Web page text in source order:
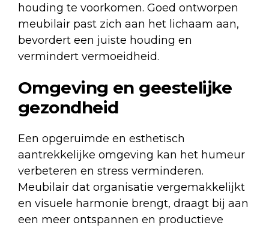
houding te voorkomen. Goed ontworpen
meubilair past zich aan het lichaam aan,
bevordert een juiste houding en
vermindert vermoeidheid.
Omgeving en geestelijke
gezondheid
Een opgeruimde en esthetisch
aantrekkelijke omgeving kan het humeur
verbeteren en stress verminderen.
Meubilair dat organisatie vergemakkelijkt
en visuele harmonie brengt, draagt bij aan
een meer ontspannen en productieve